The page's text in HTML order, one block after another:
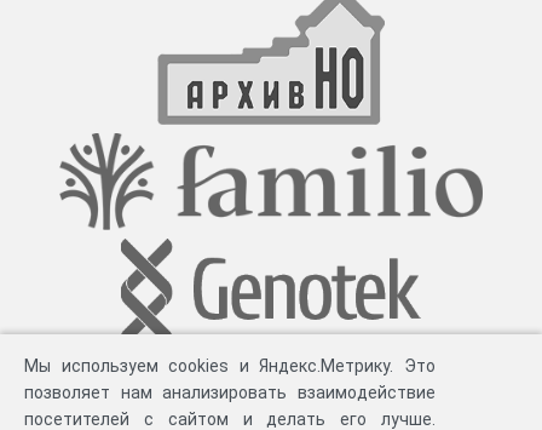
Мы используем cookies и Яндекс.Метрику. Это
позволяет нам анализировать взаимодействие
посетителей с сайтом и делать его лучше.